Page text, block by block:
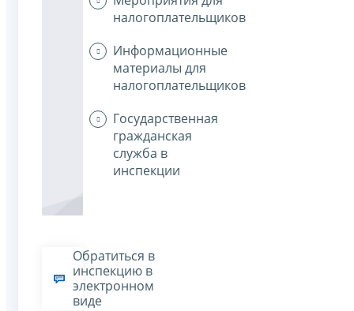
налогоплательщиков
Информационные
материалы для
налогоплательщиков
Государственная
гражданская
служба в
инспекции
Обратиться в
инспекцию в
электронном
виде